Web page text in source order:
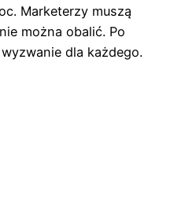
Marketerzy muszą
można obalić. Po
dla każdego.